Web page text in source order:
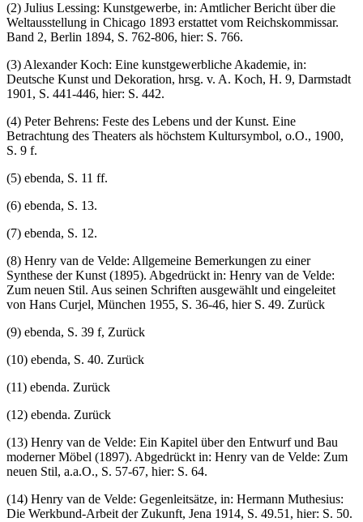
(2) Julius Lessing: Kunstgewerbe, in: Amtlicher Bericht über die
Weltausstellung in Chicago 1893 erstattet vom Reichskommissar.
Band 2, Berlin 1894, S. 762-806, hier: S. 766.
(3) Alexander Koch: Eine kunstgewerbliche Akademie, in:
Deutsche Kunst und Dekoration, hrsg. v. A. Koch, H. 9, Darmstadt
1901, S. 441-446, hier: S. 442.
(4) Peter Behrens: Feste des Lebens und der Kunst. Eine
Betrachtung des Theaters als höchstem Kultursymbol, o.O., 1900,
S. 9 f.
(5) ebenda, S. 11 ff.
(6) ebenda, S. 13.
(7) ebenda, S. 12.
(8) Henry van de Velde: Allgemeine Bemerkungen zu einer
Synthese der Kunst (1895). Abgedrückt in: Henry van de Velde:
Zum neuen Stil. Aus seinen Schriften ausgewählt und eingeleitet
von Hans Curjel, München 1955, S. 36-46, hier S. 49. Zurück
(9) ebenda, S. 39 f, Zurück
(10) ebenda, S. 40. Zurück
(11) ebenda. Zurück
(12) ebenda. Zurück
(13) Henry van de Velde: Ein Kapitel über den Entwurf und Bau
moderner Möbel (1897). Abgedrückt in: Henry van de Velde: Zum
neuen Stil, a.a.O., S. 57-67, hier: S. 64.
(14) Henry van de Velde: Gegenleitsätze, in: Hermann Muthesius:
Die Werkbund-Arbeit der Zukunft, Jena 1914, S. 49.51, hier: S. 50.